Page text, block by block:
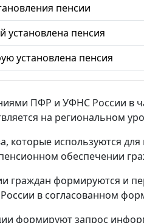
пенсии
установлена пенсия
установлена пенсия
ПФР и УФНС России в
на региональном
которые используются для
обеспечении
граждан формируются и
в согласованном
формируют запрос